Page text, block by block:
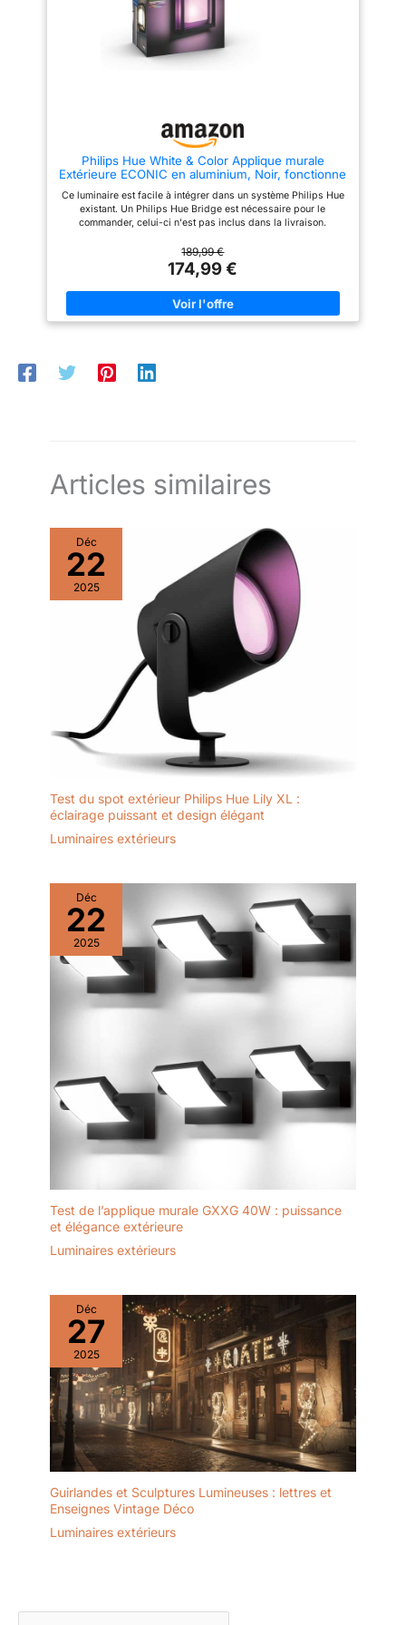
Philips Hue White & Color Applique murale
Extérieure ECONIC en aluminium, Noir, fonctionne
Ce luminaire est facile à intégrer dans un système Philips Hue
existant. Un Philips Hue Bridge est nécessaire pour le
commander, celui-ci n'est pas inclus dans la livraison.
disponibles Classe de protection IP44 (optimisé pour
l'extérieur) : grâce à son boîtier de qualité supérieure, la lampe
de jardin est protégée contre l'humidité et la poussière. Réglez
les itinéraires personnalisés pour allumer et éteindre
automatiquement la lumière Créez vos propres configurations
de lumières intelligentes et obtenez des scénarios lumineux
luminaires qui peuvent être démontés afin de vérifier
séparément la ou les sources lumineuses contenues. Ce
189,99 €
174,99 €
Articles similaires
Déc
22
2025
Test du spot extérieur Philips Hue Lily XL :
éclairage puissant et design élégant
Luminaires extérieurs
Déc
22
2025
Test de l’applique murale GXXG 40W : puissance
et élégance extérieure
Luminaires extérieurs
Déc
27
2025
Guirlandes et Sculptures Lumineuses : lettres et
Enseignes Vintage Déco
Luminaires extérieurs